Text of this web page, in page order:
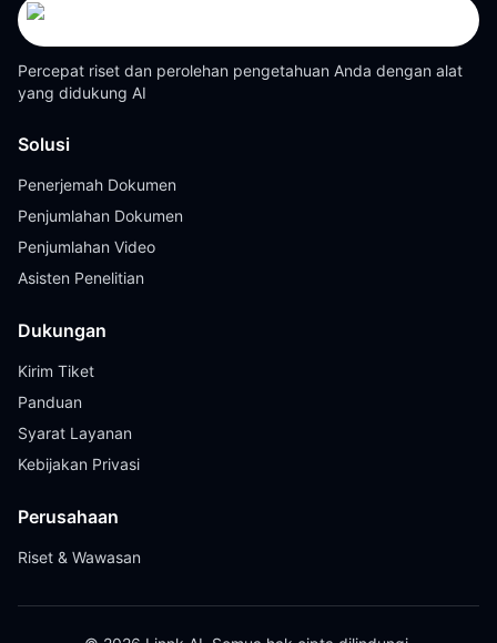
Percepat riset dan perolehan pengetahuan Anda dengan alat
yang didukung AI
Solusi
Penerjemah Dokumen
Penjumlahan Dokumen
Penjumlahan Video
Asisten Penelitian
Dukungan
Kirim Tiket
Panduan
Syarat Layanan
Kebijakan Privasi
Perusahaan
Riset & Wawasan